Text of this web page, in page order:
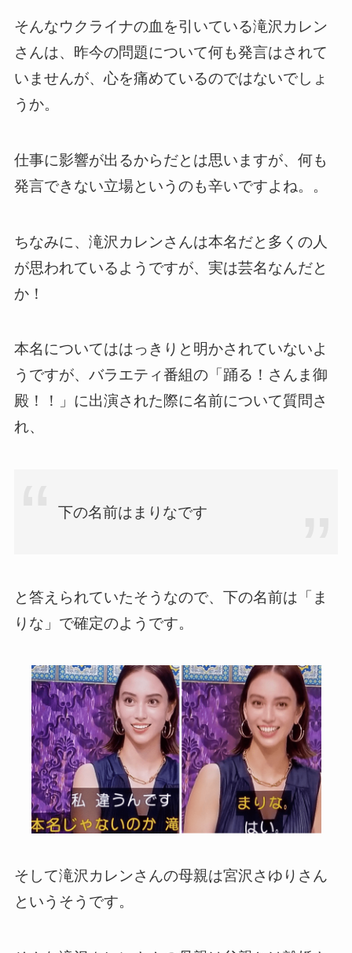
そんなウクライナの血を引いている滝沢カレン
さんは、昨今の問題について何も発言はされて
いませんが、心を痛めているのではないでしょ
うか。
仕事に影響が出るからだとは思いますが、何も
発言できない立場というのも辛いですよね。。
ちなみに、滝沢カレンさんは本名だと多くの人
が思われているようですが、実は芸名なんだと
か！
本名についてははっきりと明かされていないよ
うですが、バラエティ番組の「踊る！さんま御
殿！！」に出演された際に名前について質問さ
れ、
下の名前はまりなです
と答えられていたそうなので、下の名前は「ま
りな」で確定のようです。
そして滝沢カレンさんの母親は宮沢さゆりさん
というそうです。